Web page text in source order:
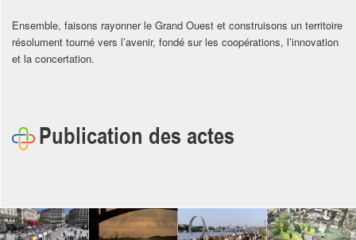
Ensemble, faisons rayonner le Grand Ouest et construisons un territoire
résolument tourné vers l’avenir, fondé sur les coopérations, l’innovation
et la concertation.
Publication des actes